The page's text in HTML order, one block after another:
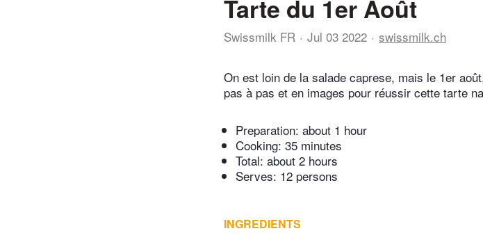
Tarte du 1er Août
Swissmilk FR Jul 03 2022 swissmilk.ch
On est loin de la salade caprese, mais le 1er
pas à pas et en images pour réussir cette tarte
Preparation: about 1 hour
Cooking: 35 minutes
Total: about 2 hours
Serves: 12 persons
INGREDIENTS